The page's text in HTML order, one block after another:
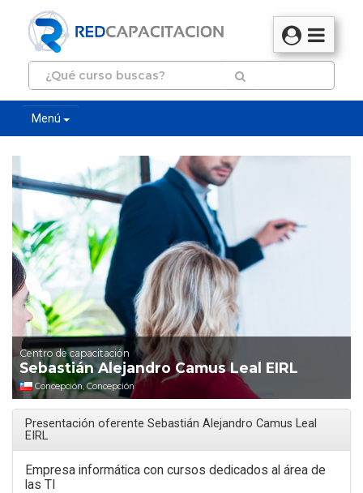
Menú
Centro de capacitación
Sebastián Alejandro Camus Leal EIRL
Concepción, Concepción
Presentación oferente Sebastián Alejandro Camus Leal
EIRL
Empresa informática con cursos dedicados al área de
las TI